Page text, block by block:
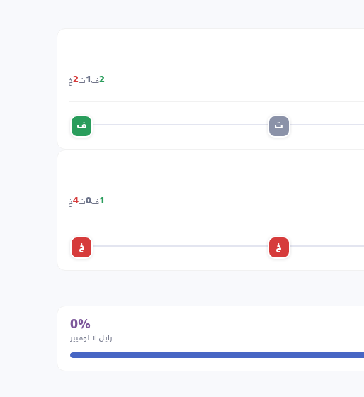
2ف 1ت2خ
ت ف
1ف0ت4خ
خ خ
0%
رايل لا لوفيير